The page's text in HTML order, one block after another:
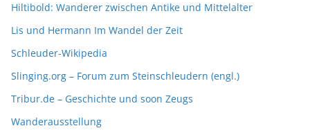
Hiltibold: Wanderer zwischen Antike und Mittelalter
Lis und Hermann Im Wandel der Zeit
Schleuder-Wikipedia
Slinging.org – Forum zum Steinschleudern (engl.)
Tribur.de – Geschichte und soon Zeugs
Wanderausstellung